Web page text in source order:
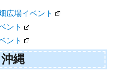
広場イベント
ント
ント
沖縄